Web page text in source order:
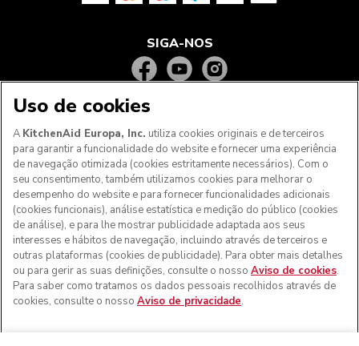
SIGA-NOS
Aos clientes nos Açores, Madeira e outros territórios
portugueses: Por favor, contacte a nossa equipa de Apoio
ao Cliente para efetuar a sua encomenda, de forma a
podermos fornecer os custos de envio exatos e aplicar a
taxa de IVA correta
Uso de cookies
A KitchenAid Europa, Inc. utiliza cookies originais e de terceiros
para garantir a funcionalidade do website e fornecer uma experiência
de navegação otimizada (cookies estritamente necessários). Com o
seu consentimento, também utilizamos cookies para melhorar o
desempenho do website e para fornecer funcionalidades adicionais
(cookies funcionais), análise estatística e medição do público (cookies
de análise), e para lhe mostrar publicidade adaptada aos seus
interesses e hábitos de navegação, incluindo através de terceiros e
outras plataformas (cookies de publicidade). Para obter mais detalhes
ou para gerir as suas definições, consulte o nosso Aviso de cookies.
Para saber como tratamos os dados pessoais recolhidos através de
cookies, consulte o nosso Aviso de privacidade.